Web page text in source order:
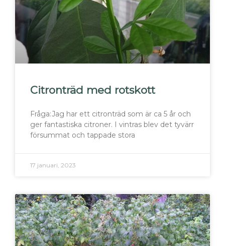
Citronträd med rotskott
Fråga:Jag har ett citronträd som är ca 5 år och
ger fantastiska citroner. I vintras blev det tyvärr
försummat och tappade stora
17 januari, 2023